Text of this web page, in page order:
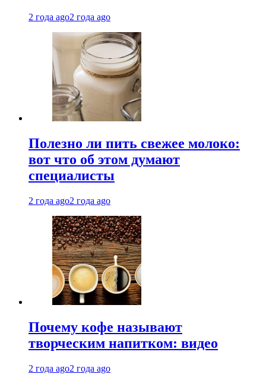
2 года ago2 года ago
Полезно ли пить свежее молоко:
вот что об этом думают
специалисты
2 года ago2 года ago
Почему кофе называют
творческим напитком: видео
2 года ago2 года ago